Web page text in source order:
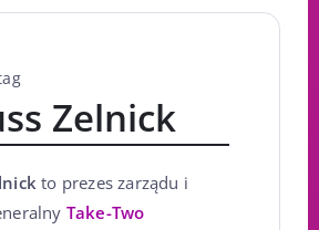
Zelnick
to prezes zarządu i
Take-Two